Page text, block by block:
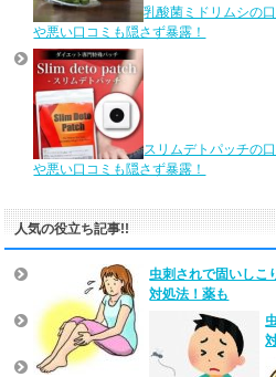
乳酸菌ミドリムシの
や悪い口コミも隠さず暴露！
スリムデトパッチの
や悪い口コミも隠さず暴露！
人気の役立ち記事!!
虫刺されで固いしこ
対処法！薬も